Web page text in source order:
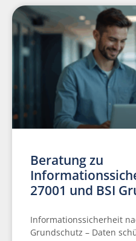
Beratung zu
27001 und BSI
Informationssicherheit
Grundschutz – Daten